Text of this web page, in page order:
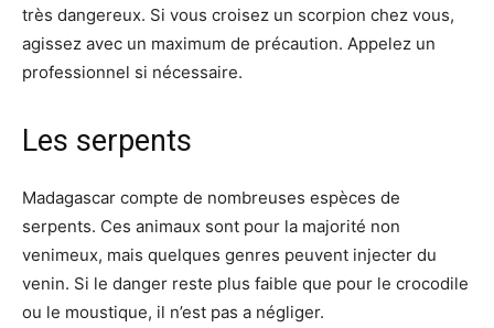
très dangereux. Si vous croisez un scorpion chez vous,
agissez avec un maximum de précaution. Appelez un
professionnel si nécessaire.
Les serpents
Madagascar compte de nombreuses espèces de
serpents. Ces animaux sont pour la majorité non
venimeux, mais quelques genres peuvent injecter du
venin. Si le danger reste plus faible que pour le crocodile
ou le moustique, il n’est pas a négliger.